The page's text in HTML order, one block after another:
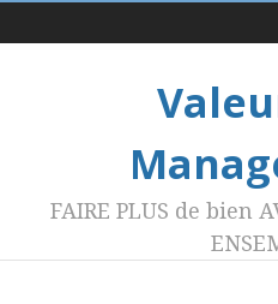
FAIRE PLUS de bien